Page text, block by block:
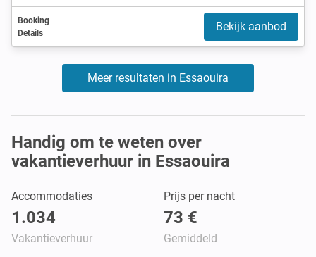
Booking
Details
Bekijk aanbod
Meer resultaten in Essaouira
Handig om te weten over
vakantieverhuur in Essaouira
Accommodaties
1.034
Vakantieverhuur
Prijs per nacht
73 €
Gemiddeld